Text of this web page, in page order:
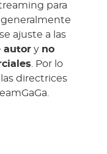
para
generalmente
ajuste a las
autor y no
. Por lo
directrices